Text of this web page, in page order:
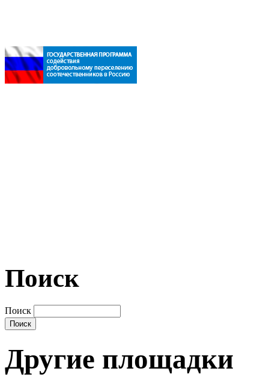
Поиск
Поиск
Другие площадки